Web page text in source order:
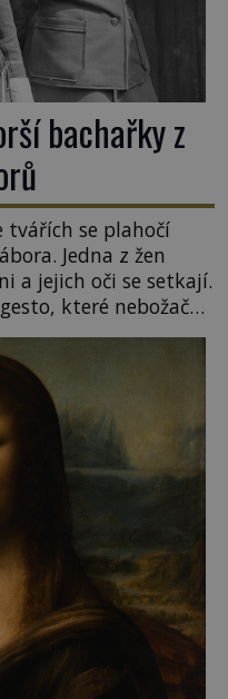
bachařky z
tvářích se plahočí
Jedna z žen
a jejich oči se setkají.
které nebožačku
Jména jako
Mengele (1911–
zná každý,
[…]